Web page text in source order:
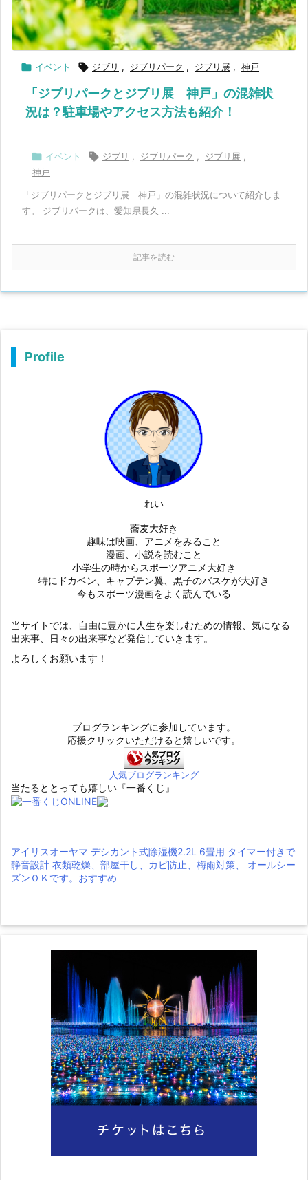
 イベント  ジブリ , ジブリパーク , ジブリ展 , 神戸
「ジブリパークとジブリ展 神戸」の混雑状
況は？駐車場やアクセス方法も紹介！
 イベント  ジブリ ジブリパーク ジブリ展
神戸
「ジブリパークとジブリ展 神戸」の混雑状況について紹介しま
す。 ジブリパークは、愛知県長久 ...
記事を読む
Profile
れい
蕎麦大好き
趣味は映画、アニメをみること
漫画、小説を読むこと
小学生の時からスポーツアニメ大好き
特にドカベン、キャプテン翼、黒子のバスケが大好き
今もスポーツ漫画をよく読んでいる
当サイトでは、自由に豊かに人生を楽しむための情報、気になる
出来事、日々の出来事など発信していきます。
よろしくお願います！
ブログランキングに参加しています。
応援クリックいただけると嬉しいです。
人気ブログランキング
当たるととっても嬉しい『一番くじ』
アイリスオーヤマ デシカント式除湿機2.2L 6畳用 タイマー付きで
静音設計 衣類乾燥、部屋干し、カビ防止、梅雨対策、 オールシー
ズンＯＫです。おすすめ